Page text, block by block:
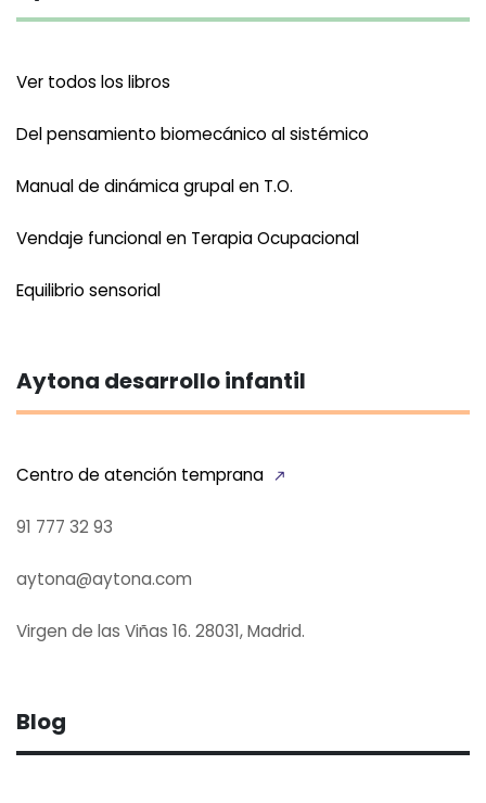
Ver todos los libros
Del pensamiento biomecánico al sistémico
Manual de dinámica grupal en T.O.
Vendaje funcional en Terapia Ocupacional
Equilibrio sensorial
Aytona desarrollo infantil
Centro de atención temprana
91 777 32 93
aytona@aytona.com
Virgen de las Viñas 16. 28031, Madrid.
Blog